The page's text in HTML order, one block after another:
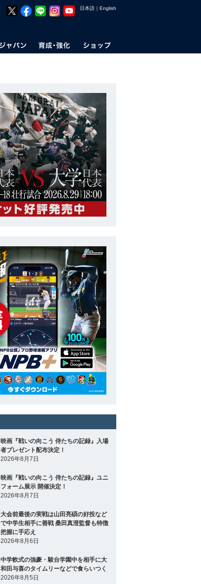
日本語 ｜ English
映画『戦いの向こう 侍たちの記録』入場
者プレゼント配布決定！
2026年8月7日
映画『戦いの向こう 侍たちの記録』ユニ
フォーム展示 開催決定！
2026年8月7日
大会前最後の実戦は山田亮碩の好投など
で中学生相手に善戦 桑田真澄監督も特徴
把握に手応え
2026年8月6日
中学軟式の強豪・駿台学園中を相手に大
和田与喜のタイムリーなどで食らいつく
2026年8月5日